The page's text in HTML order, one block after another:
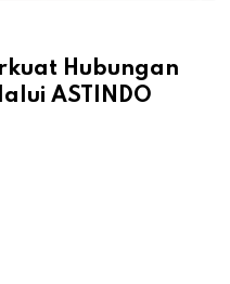
Hubungan
ASTINDO